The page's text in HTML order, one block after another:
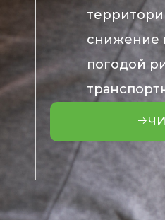
снижение
погодой